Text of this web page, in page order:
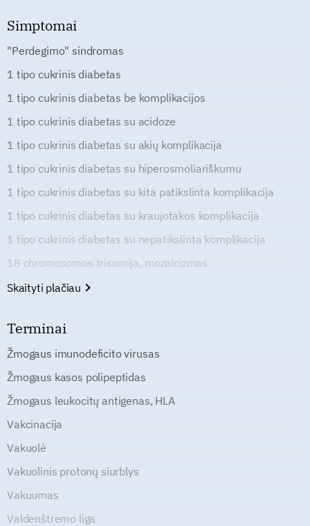
Simptomai
"Perdegimo" sindromas
1 tipo cukrinis diabetas
1 tipo cukrinis diabetas be komplikacijos
1 tipo cukrinis diabetas su acidoze
1 tipo cukrinis diabetas su akių komplikacija
1 tipo cukrinis diabetas su hiperosmoliariškumu
1 tipo cukrinis diabetas su kita patikslinta komplikacija
1 tipo cukrinis diabetas su kraujotakos komplikacija
1 tipo cukrinis diabetas su nepatikslinta komplikacija
18 chromosomos trisomija, mozaicizmas
Skaityti plačiau
Terminai
Žmogaus imunodeficito virusas
Žmogaus kasos polipeptidas
Žmogaus leukocitų antigenas, HLA
Vakcinacija
Vakuolė
Vakuolinis protonų siurblys
Vakuumas
Valdenštremo liga